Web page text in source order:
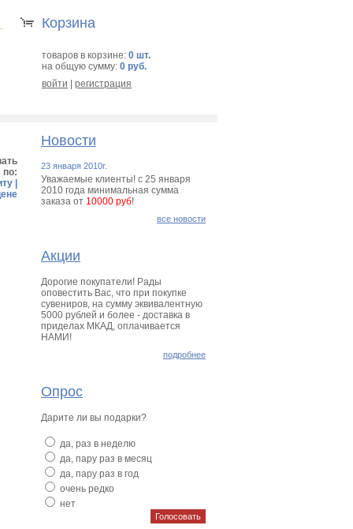
Корзина
товаров в корзине: 0 шт.
на общую сумму: 0 руб.
войти
регистрация
по:
Новости
23 января 2010г.
Уважаемые клиенты! с 25 января
2010 года минимальная сумма
заказа от 10000 руб!
все новости
Акции
Дорогие покупатели! Рады
оповестить Вас, что при покупке
сувениров, на сумму эквивалентную
5000 рублей и более - доставка в
приделах МКАД, оплачивается
НАМИ!
подробнее
Опрос
Дарите ли вы подарки?
да, раз в неделю
да, пару раз в месяц
да, пару раз в год
очень редко
нет